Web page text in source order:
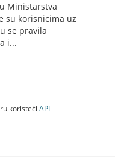
Ministarstva
su korisnicima uz
se pravila
i...
koristeći API